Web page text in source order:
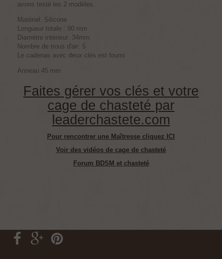
avons testé les 2 modèles.
Matériel: Silicone
Longueur totale : 90 mm
Diamètre intérieur: 34mm
Nombre de trous d'air: 5
Le cadenas avec deux clés est fourni
Anneau 45 mm
Faites gérer vos clés et votre
cage de chasteté par
leaderchastete.com
Pour rencontrer une Maîtresse cliquez ICI
Voir des vidéos de cage de chasteté
Forum BDSM et chasteté